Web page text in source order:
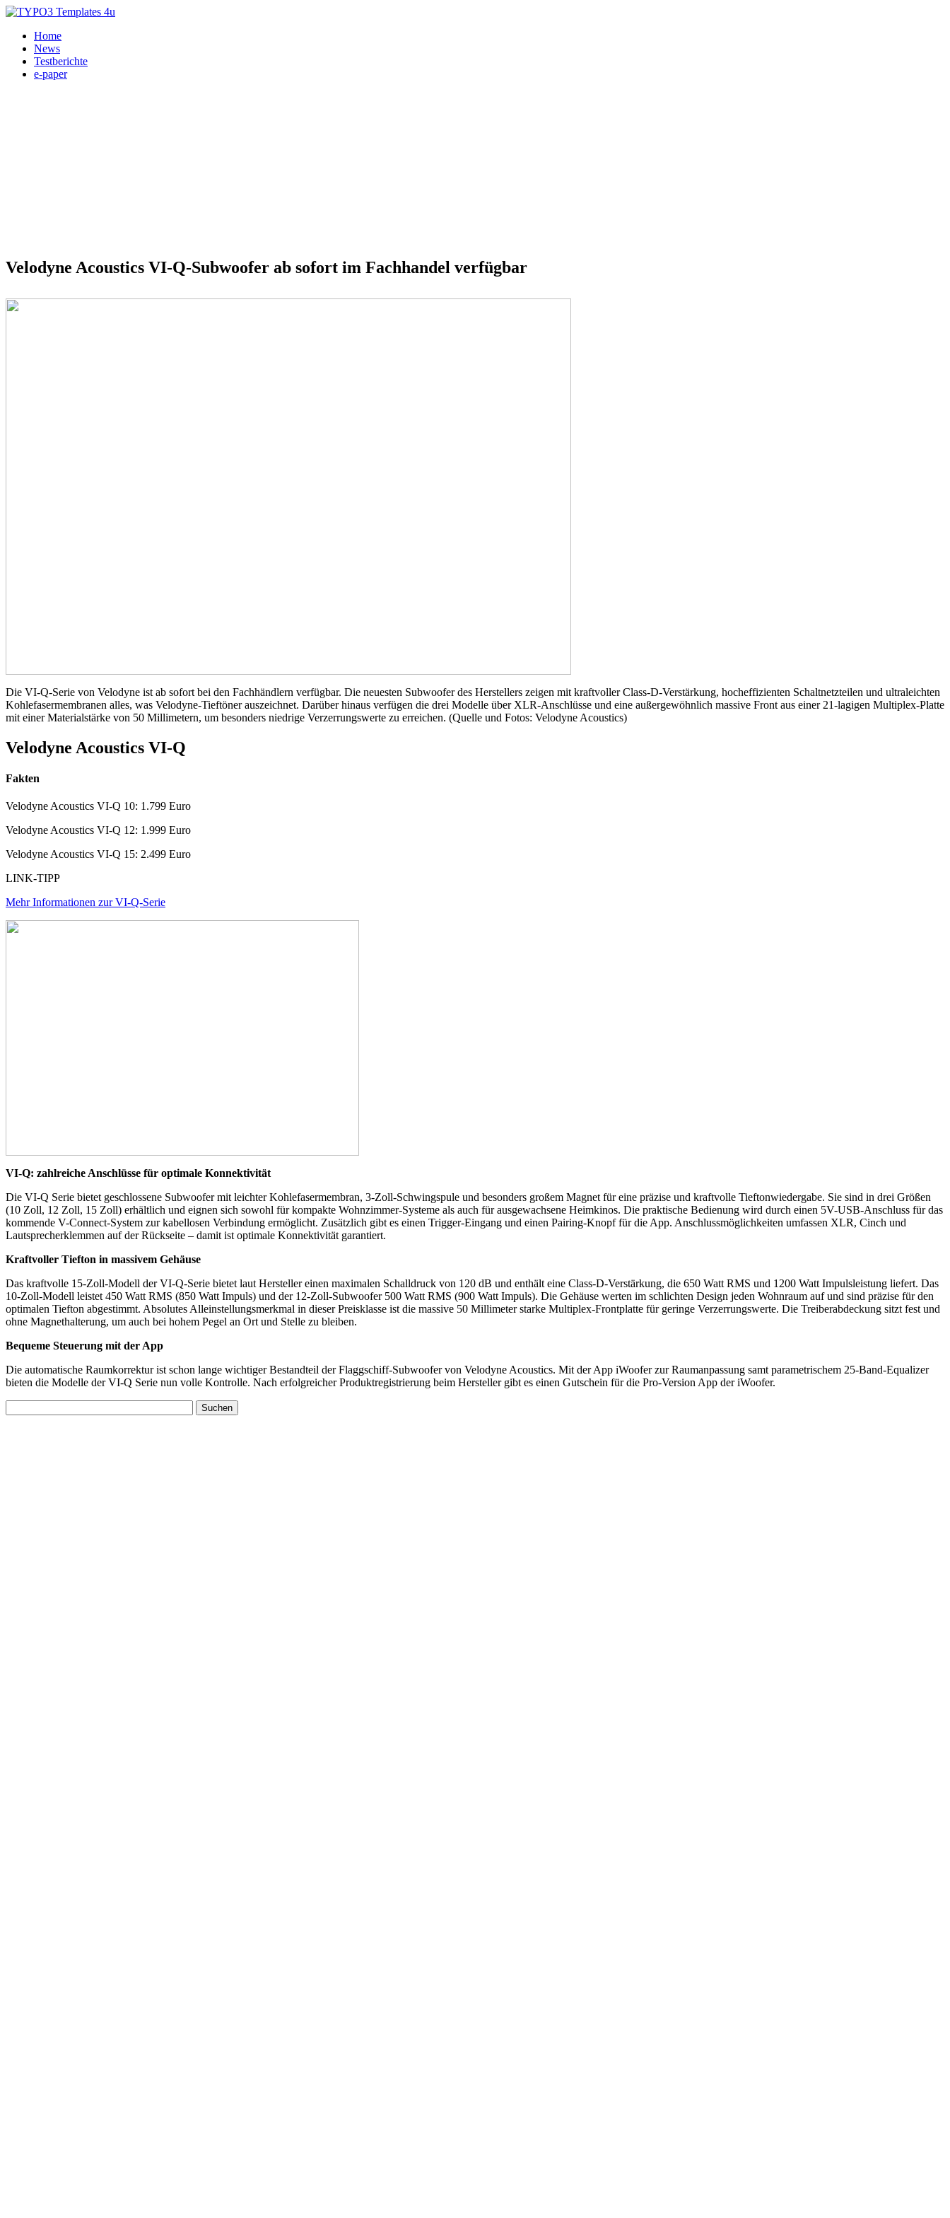
Home
News
Testberichte
e-paper
Velodyne Acoustics VI-Q-Subwoofer ab sofort im Fachhandel verfügbar
Die VI-Q-Serie von Velodyne ist ab sofort bei den Fachhändlern verfügbar. Die neuesten Subwoofer des Herstellers zeigen mit kraftvoller Class-D-Verstärkung, hocheffizienten Schaltnetzteilen und ultraleichten
Kohlefasermembranen alles, was Velodyne-Tieftöner auszeichnet. Darüber hinaus verfügen die drei Modelle über XLR-Anschlüsse und eine außergewöhnlich massive Front aus einer 21-lagigen Multiplex-Platte
mit einer Materialstärke von 50 Millimetern, um besonders niedrige Verzerrungswerte zu erreichen. (Quelle und Fotos: Velodyne Acoustics)
Velodyne Acoustics VI-Q
Fakten
Velodyne Acoustics VI-Q 10: 1.799 Euro
Velodyne Acoustics VI-Q 12: 1.999 Euro
Velodyne Acoustics VI-Q 15: 2.499 Euro
LINK-TIPP
Mehr Informationen zur VI-Q-Serie
VI-Q: zahlreiche Anschlüsse für optimale Konnektivität
Die VI-Q Serie bietet geschlossene Subwoofer mit leichter Kohlefasermembran, 3-Zoll-Schwingspule und besonders großem Magnet für eine präzise und kraftvolle Tieftonwiedergabe. Sie sind in drei Größen
(10 Zoll, 12 Zoll, 15 Zoll) erhältlich und eignen sich sowohl für kompakte Wohnzimmer-Systeme als auch für ausgewachsene Heimkinos. Die praktische Bedienung wird durch einen 5V-USB-Anschluss für das
kommende V-Connect-System zur kabellosen Verbindung ermöglicht. Zusätzlich gibt es einen Trigger-Eingang und einen Pairing-Knopf für die App. Anschlussmöglichkeiten umfassen XLR, Cinch und
Lautsprecherklemmen auf der Rückseite – damit ist optimale Konnektivität garantiert.
Kraftvoller Tiefton in massivem Gehäuse
Das kraftvolle 15-Zoll-Modell der VI-Q-Serie bietet laut Hersteller einen maximalen Schalldruck von 120 dB und enthält eine Class-D-Verstärkung, die 650 Watt RMS und 1200 Watt Impulsleistung liefert. Das
10-Zoll-Modell leistet 450 Watt RMS (850 Watt Impuls) und der 12-Zoll-Subwoofer 500 Watt RMS (900 Watt Impuls). Die Gehäuse werten im schlichten Design jeden Wohnraum auf und sind präzise für den
optimalen Tiefton abgestimmt. Absolutes Alleinstellungsmerkmal in dieser Preisklasse ist die massive 50 Millimeter starke Multiplex-Frontplatte für geringe Verzerrungswerte. Die Treiberabdeckung sitzt fest und
ohne Magnethalterung, um auch bei hohem Pegel an Ort und Stelle zu bleiben.
Bequeme Steuerung mit der App
Die automatische Raumkorrektur ist schon lange wichtiger Bestandteil der Flaggschiff-Subwoofer von Velodyne Acoustics. Mit der App iWoofer zur Raumanpassung samt parametrischem 25-Band-Equalizer
bieten die Modelle der VI-Q Serie nun volle Kontrolle. Nach erfolgreicher Produktregistrierung beim Hersteller gibt es einen Gutschein für die Pro-Version App der iWoofer.